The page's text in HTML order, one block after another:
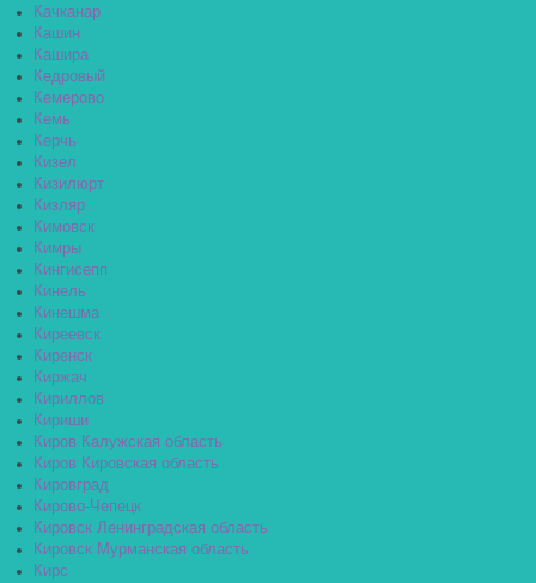
Качканар
Кашин
Кашира
Кедровый
Кемерово
Кемь
Керчь
Кизел
Кизилюрт
Кизляр
Кимовск
Кимры
Кингисепп
Кинель
Кинешма
Киреевск
Киренск
Киржач
Кириллов
Кириши
Киров Калужская область
Киров Кировская область
Кировград
Кирово-Чепецк
Кировск Ленинградская область
Кировск Мурманская область
Кирс